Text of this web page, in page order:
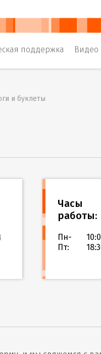
поддержка Видео
и буклеты
Часы
работы:
Пн-
Пт: